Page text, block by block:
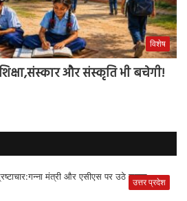
विशेष
और संस्कृति भी बचेगी!
उत्तर प्रदेश